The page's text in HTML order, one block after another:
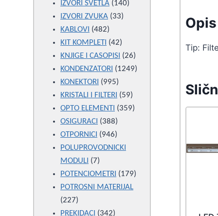
Tip:
products
IZVORI SVETLA 140140
IZVORI ZVUKA 3333
KABLOVI 482482
products
KIT KOMPLETI 4242
products
KNJIGE I CASOPISI 2626
products
KONDENZATORI 12491249
KONEKTORI 995995
products
KRISTALI I FILTERI 5959
products
OPTO ELEMENTI 359359
OSIGURACI 388388
products
OTPORNICI 946946
products
POLUPROVODNICKI
MODULI
77
products
POTENCIOMETRI 179179
POTROSNI MATERIJAL
227227
products
PREKIDACI 342342